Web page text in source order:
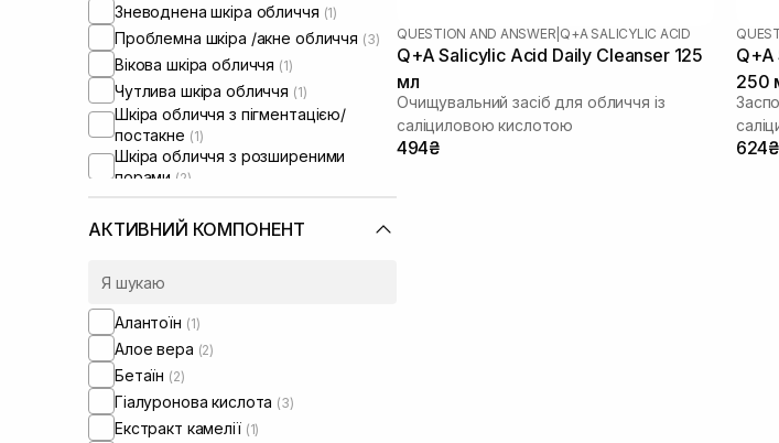
Зневоднена шкіра обличчя (1)
Проблемна шкіра /акне обличчя (3)
Вікова шкіра обличчя (1)
Чутлива шкіра обличчя (1)
Шкіра обличчя з пігментацією/
постакне (1)
Шкіра обличчя з розширеними
порами (2)
Проблемна шкіра тіла(3)
АКТИВНИЙ КОМПОНЕНТ
Алантоїн (1)
Алое вера (2)
Бетаїн (2)
Гіалуронова кислота (3)
Екстракт камелії (1)
QUESTION AND ANSWER Q+A SALICYLIC ACID
Q+A Salicylic Acid Daily Cleanser 125
мл
Очищувальний засіб для обличчя із
саліциловою кислотою
494₴
Q+A
250
624₴